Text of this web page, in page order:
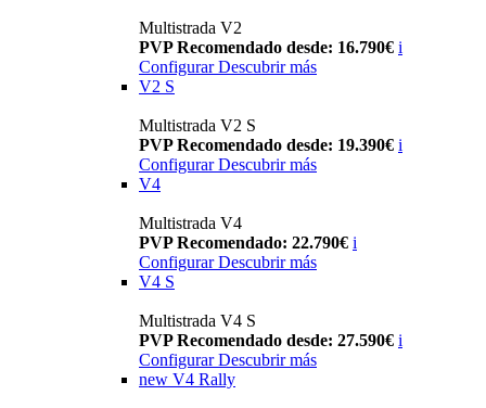
Multistrada V2
PVP Recomendado desde: 16.790€ i
Configurar Descubrir más
V2 S
Multistrada V2 S
PVP Recomendado desde: 19.390€ i
Configurar Descubrir más
V4
Multistrada V4
PVP Recomendado: 22.790€ i
Configurar Descubrir más
V4 S
Multistrada V4 S
PVP Recomendado desde: 27.590€ i
Configurar Descubrir más
new V4 Rally